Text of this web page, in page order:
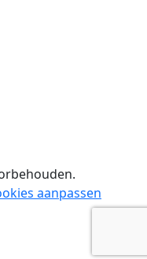
aanpassen